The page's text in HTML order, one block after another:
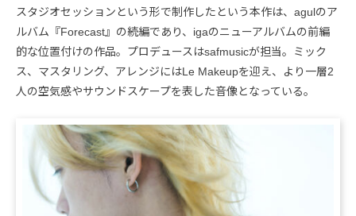
スタジオセッションという形で制作したという本作は、agulのア
ルバム『Forecast』の続編であり、igaのニューアルバムの前編
的な位置付けの作品。プロデュースはsafmusicが担当。ミック
ス、マスタリング、アレンジにはLe Makeupを迎え、より一層2
人の空気感やサウンドスケープを表した音像となっている。